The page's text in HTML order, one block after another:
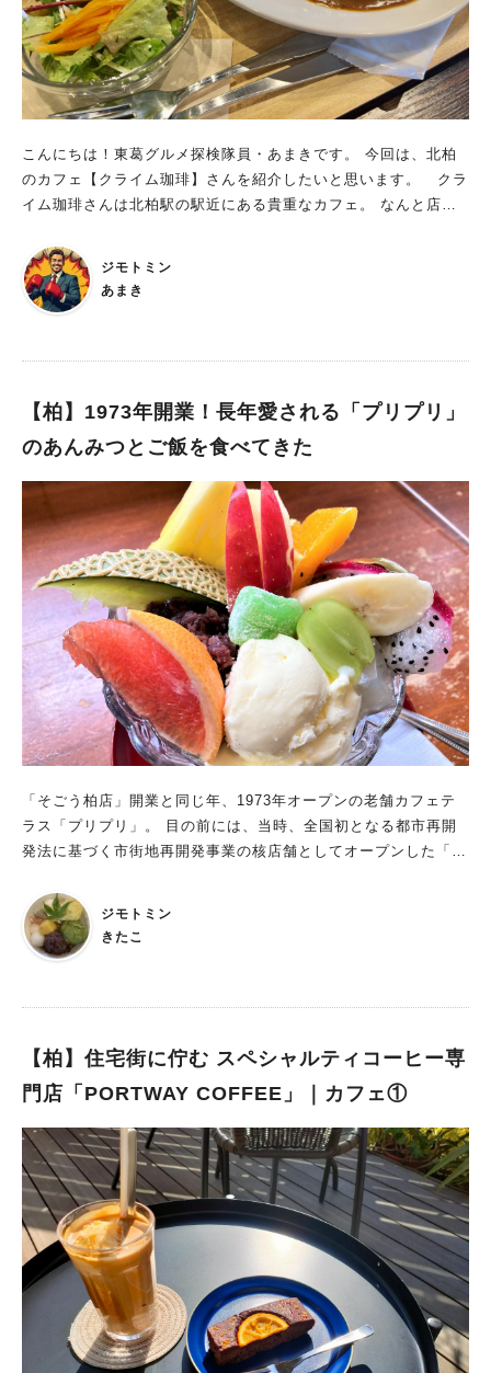
種類でもOKという大盤振る舞い。 料理も美味しいし、お店一推
しのパンケーキは至福の味。 コーヒーも上質な上に2杯目以降は
半額と、とっても居心地のいいカフェ。 柏の葉公園に遊びに来
た時は、高倉町珈琲さんでランチ or 憩いの時間を取られてはい
かがでしょうか。 高倉町珈琲 柏の葉店さんについて詳しく知
気になってしまい、 今回はこちらにしてみました。 出てきた
のはメニュー表の画像と遜色ない、 チョコレートソースがこれ
でもかとたっぷりかかったホットケーキ。 カカオ58%のダーク
チョコレートで、ほんのりビター・濃厚な味でとても美味しいで
ホットケーキ。 珈琲館オリジナルの手法で、家庭では出せない
味です。 フローズンのストロベリー・ブルーベリー・ラズベリ
ーとバニラアイスも添えられており、 味変でベリーの爽やかな
してやはりこの店と言えばコーヒー！ オリジナルブレンドのコ
ーヒーが、とてもコク深く苦みを感じつつも酸味は少なめ、喉越
しも良くチョコレートソースパンケーキにとても合います。 た
ージュ柏の珈琲館に行ってみて下さい。 その時はコーヒーとの
こんにちは！東葛グルメ探検隊員・あまきです。 今回は、北柏
のカフェ【クライム珈琲】さんを紹介したいと思います。 クラ
イム珈琲さんは北柏駅の駅近にある貴重なカフェ。 なんと店内
質の高いコーヒーをいただくことができます。 さらにランチの
料理の質も非常に高く、北柏駅前で優雅なカフェランチをいただ
くにはイチオシのお店です。 今回久しぶりに平日でお休みを得
いさつ通りとの交差点にあるカフェです。 タイトルにあるよう
焙煎のコーヒー豆を挽いて淹れてくれるコーヒーが桁違いに美味
しいカフェです。 コーヒーだけでなくランチの料理も非常にク
オリティが高く、 柏周辺だけでなく遠方からも訪れるお客さん
がたくさんいるそうです。 店内は観葉植物が多く飾られてお
り、白を基調とした南国風の雰囲気。 ジャズが流れており、落
ち着いた優雅な雰囲気を演出しています。 レジ前には世界17
カ国50種類のコーヒー生豆が揃えられています。 持ち帰りのコ
ーヒー豆を注文した場合は、 ランチをいただいている間に焙煎
してもらうことができます。 ランチメニューは毎日オススメが
入れ替わります。 どれもクオリティが高く、美味しいと評判の
メニューです。 ランチタイム以外にも食事をいただくことがで
きます。 入店したらまずレジに通されて注文をし、その後着席
するスタイルになっています。 コーヒーとセットにするとお
ンチメニューは基本的に+200円(税込)でコーヒーをセットにでき
ます。 別個で頼むのと比べてドリンクが半額以下になるので、
セットで頼むのがおススメです。 今回、私はガッツリ食べたか
特に美味しいと評判の合鴨スモーク丼をオーダー。 以前私も合
鴨スモーク丼をいただきましたが、間違いない美味しさです。
ハンバーグカレーのハンバーグは牛肉100%！ 食べ応え、噛み応
OOD。 これは美味しいハンバーグです。 カレールーはそれほ
ラスソースのようなコク深く味わい深いカレールーです。 ライ
スは値段変わらず白米か雑穀米、そして量は120、150、180gか
のお米でこちらも歯ごたえ食べごたえ抜群です。 この日は暑か
ったのでセットのコーヒーはアイスコーヒーを注文。 クライム
珈琲さんは、ランチメニュー注文後に自家焙煎のコーヒー豆を挽
いて淹れてくるため、 非常に新鮮で香り高いコーヒーをいただ
くことができます。 今回もとても香り高く、苦み鮮明酸味少な
めのコーヒー。 あまりに美味しくてあっという間に飲み切って
しまいます。 ただでさえコーヒーが美味しいだけでなく、 コー
ヒー豆持ち帰りの場合はお好みの焙煎度でオーダーすることも可
美味しい！ホットもアイスも段違いのレベルの美味しさ 暖かく
ジモトミン
あまき
【柏】1973年開業！長年愛される「プリプリ」
のあんみつとご飯を食べてきた
「そごう柏店」開業と同じ年、1973年オープンの老舗カフェテ
ラス「プリプリ」。 目の前には、当時、全国初となる都市再開
発法に基づく市街地再開発事業の核店舗としてオープンした「そ
地半分は道路になったそうです。 「そごう柏店」は閉店して6年
が経ちましたが、「プリプリ」は今日も元気に営業中です！
ジモトミン
きたこ
【柏】住宅街に佇む スペシャルティコーヒー専
門店「PORTWAY COFFEE」｜カフェ①